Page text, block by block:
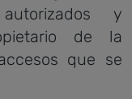
y
de la
que se